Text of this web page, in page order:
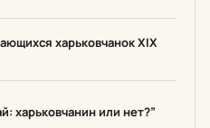
харьковчанок ХІХ
харьковчанин или нет?”